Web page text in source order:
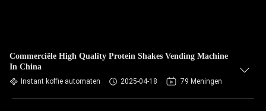
Commerciële High Quality Protein Shakes Vending Machine
In China
Instant koffie automaten 2025-04-18 79 Meningen